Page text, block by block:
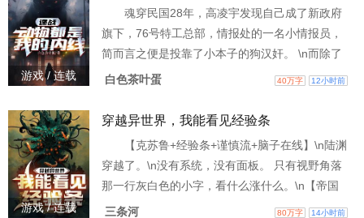
请，而是九死一生的死亡任务！ 【帮我去鬼校找
回名牌，我让你体验极致的快乐。】 【替我向大
佬复仇
游戏 / 连载
魂穿民国28年，高凌宇发现自己成了新政府
旗下，76号特工总部，情报处的一名小情报员，
简而言之便是投靠了小本子的狗汉奸。 \n而除了
特工汉奸这个身份，他发现自己，居然还有另外
长陈恭树的命令，才潜伏在76号。 \n虽然成了名
愿获得了一种超凡能力，他竟可以做到，将自己
的灵魂一分为二。 而另外一半灵魂，可以附身在
任何动物
白色茶叶蛋 40万字 12小时前
游戏 / 连载
穿越异世界，我能看见经验条
【克苏鲁+经验条+谨慎流+脑子在线】\n陆渊
穿越了。\n没有系统，没有面板。 只有视野角落
那一行灰白色的小字，看什么涨什么。\n【帝国
语：+1】\n【药物学：+0.1】\n听起来，这应该够
三条河 80万字 14小时前